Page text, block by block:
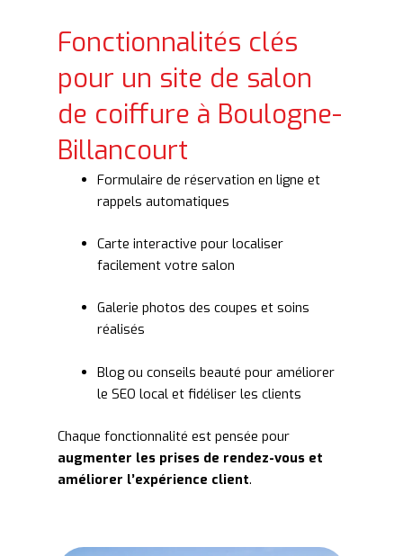
Fonctionnalités clés
pour un site de salon
de coiffure à Boulogne-
Billancourt
Formulaire de réservation en ligne et
rappels automatiques
Carte interactive pour localiser
facilement votre salon
Galerie photos des coupes et soins
réalisés
Blog ou conseils beauté pour améliorer
le SEO local et fidéliser les clients
Chaque fonctionnalité est pensée pour
augmenter les prises de rendez-vous et
améliorer l’expérience client.